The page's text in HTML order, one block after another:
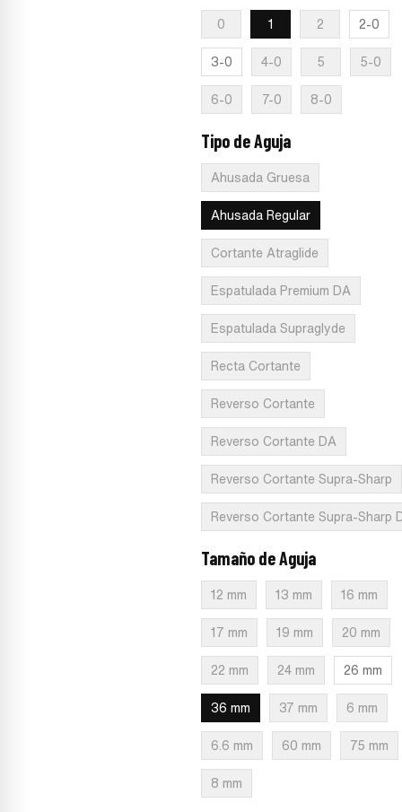
0 1 2 2-0
3-0 4-0 5 5-0
6-0 7-0 8-0
Tipo de Aguja
Ahusada Gruesa
Ahusada Regular
Cortante Atraglide
Espatulada Premium DA
Espatulada Supraglyde
Recta Cortante
Reverso Cortante
Reverso Cortante DA
Reverso Cortante Supra-Sharp
Reverso Cortante Supra-Sharp
Tamaño de Aguja
12 mm 13 mm 16 mm
17 mm 19 mm 20 mm
22 mm 24 mm 26 mm
36 mm 37 mm 6 mm
6.6 mm 60 mm 75 mm
8 mm